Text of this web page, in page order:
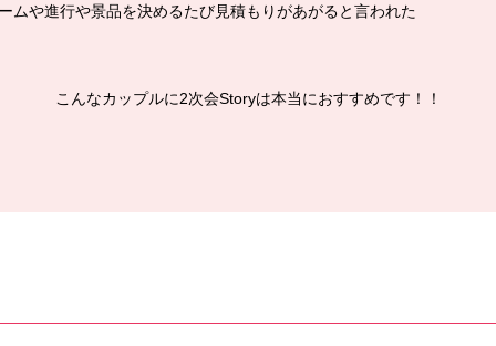
ムや進行や景品を決めるたび見積もりがあがると言われた
こんなカップルに2次会Storyは本当におすすめです！！